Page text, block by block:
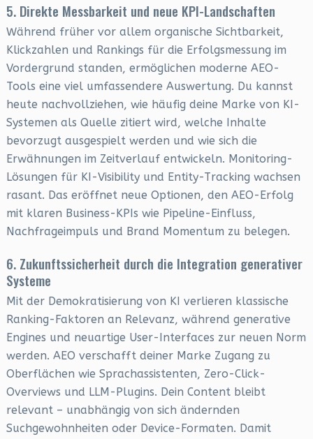
5. Direkte Messbarkeit und neue KPI-Landschaften
Während früher vor allem organische Sichtbarkeit,
Klickzahlen und Rankings für die Erfolgsmessung im
Vordergrund standen, ermöglichen moderne AEO-
Tools eine viel umfassendere Auswertung. Du kannst
heute nachvollziehen, wie häufig deine Marke von KI-
Systemen als Quelle zitiert wird, welche Inhalte
bevorzugt ausgespielt werden und wie sich die
Erwähnungen im Zeitverlauf entwickeln. Monitoring-
Lösungen für KI-Visibility und Entity-Tracking wachsen
rasant. Das eröffnet neue Optionen, den AEO-Erfolg
mit klaren Business-KPIs wie Pipeline-Einfluss,
Nachfrageimpuls und Brand Momentum zu belegen.
6. Zukunftssicherheit durch die Integration generativer
Systeme
Mit der Demokratisierung von KI verlieren klassische
Ranking-Faktoren an Relevanz, während generative
Engines und neuartige User-Interfaces zur neuen Norm
werden. AEO verschafft deiner Marke Zugang zu
Oberflächen wie Sprachassistenten, Zero-Click-
Overviews und LLM-Plugins. Dein Content bleibt
relevant – unabhängig von sich ändernden
Suchgewohnheiten oder Device-Formaten. Damit